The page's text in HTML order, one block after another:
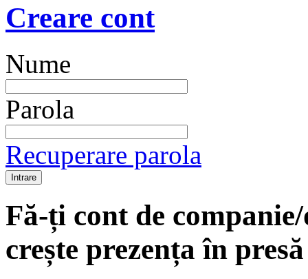
Creare cont
Nume
Parola
Recuperare parola
Fă-ți cont de
crește prezența în